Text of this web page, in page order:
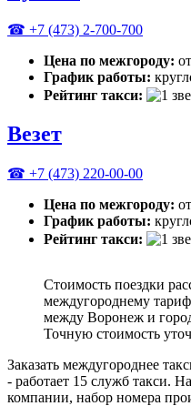
☎ +7 (473) 2-700-700
Цена по межгороду:
График работы:
Рейтинг такси:
Везет
☎ +7 (473) 220-00-00
Цена по межгороду:
График работы:
Рейтинг такси:
Стоимость поездки
междугороднему
между Воронеж и
Точную стоимость
Заказать междугороднее
- работает 15 служб такси.
компании, набор номера